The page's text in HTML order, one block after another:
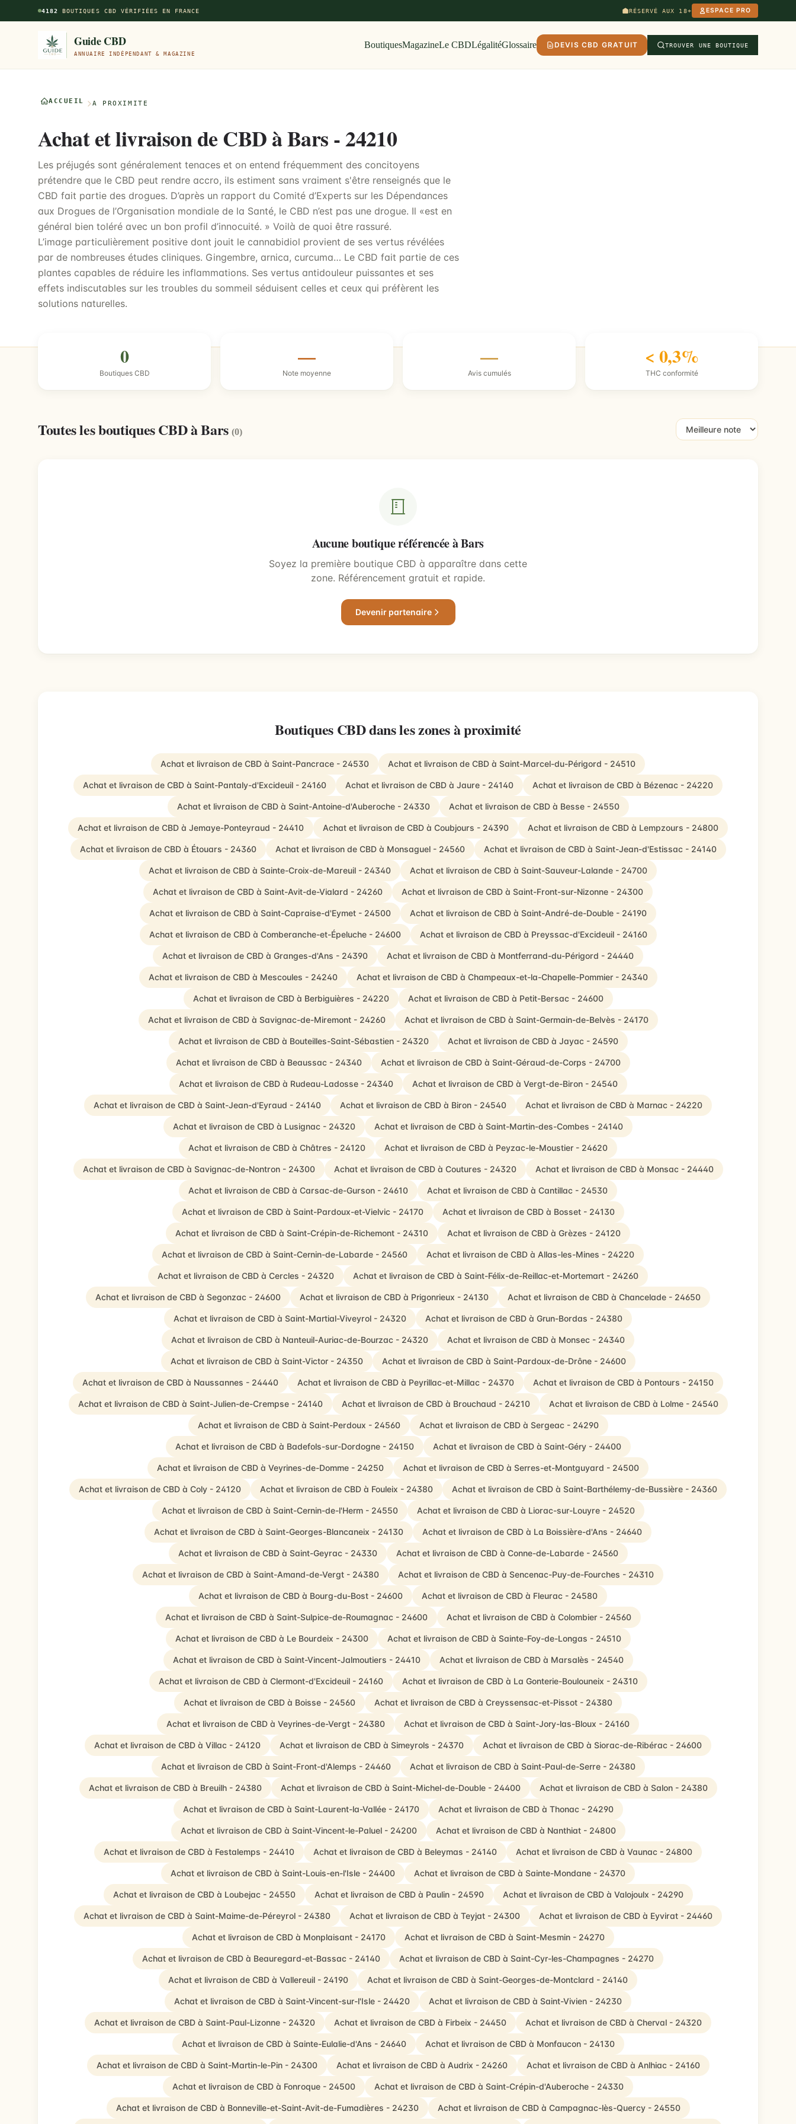
Aller au contenu principal
4182 BOUTIQUES CBD VÉRIFIÉES EN FRANCE RÉSERVÉ AUX 18+ ESPACE PRO
Guide CBD
ANNUAIRE INDÉPENDANT & MAGAZINE
BoutiquesMagazineLe CBDLégalitéGlossaire DEVIS CBD GRATUIT TROUVER UNE BOUTIQUE
ACCUEIL À PROXIMITÉ
Achat et livraison de CBD à Bars - 24210
Les préjugés sont généralement tenaces et on entend fréquemment des concitoyens
prétendre que le CBD peut rendre accro, ils estiment sans vraiment s'être renseignés que le
CBD fait partie des drogues. D’après un rapport du Comité d’Experts sur les Dépendances
aux Drogues de l’Organisation mondiale de la Santé, le CBD n’est pas une drogue. Il «est en
général bien toléré avec un bon profil d’innocuité. » Voilà de quoi être rassuré.
L’image particulièrement positive dont jouit le cannabidiol provient de ses vertus révélées
par de nombreuses études cliniques. Gingembre, arnica, curcuma… Le CBD fait partie de ces
plantes capables de réduire les inflammations. Ses vertus antidouleur puissantes et ses
effets indiscutables sur les troubles du sommeil séduisent celles et ceux qui préfèrent les
solutions naturelles.
0
Boutiques CBD
—
Note moyenne
—
Avis cumulés
< 0,3%
THC conformité
Toutes les boutiques CBD à Bars(0)
Aucune boutique référencée à Bars
Soyez la première boutique CBD à apparaître dans cette
zone. Référencement gratuit et rapide.
Devenir partenaire
Boutiques CBD dans les zones à proximité
Achat et livraison de CBD à Saint-Pancrace - 24530 Achat et livraison de CBD à Saint-Marcel-du-Périgord - 24510
Achat et livraison de CBD à Saint-Pantaly-d'Excideuil - 24160 Achat et livraison de CBD à Jaure - 24140 Achat et livraison de CBD à Bézenac - 24220
Achat et livraison de CBD à Saint-Antoine-d'Auberoche - 24330 Achat et livraison de CBD à Besse - 24550
Achat et livraison de CBD à Jemaye-Ponteyraud - 24410 Achat et livraison de CBD à Coubjours - 24390 Achat et livraison de CBD à Lempzours - 24800
Achat et livraison de CBD à Étouars - 24360 Achat et livraison de CBD à Monsaguel - 24560 Achat et livraison de CBD à Saint-Jean-d'Estissac - 24140
Achat et livraison de CBD à Sainte-Croix-de-Mareuil - 24340 Achat et livraison de CBD à Saint-Sauveur-Lalande - 24700
Achat et livraison de CBD à Saint-Avit-de-Vialard - 24260 Achat et livraison de CBD à Saint-Front-sur-Nizonne - 24300
Achat et livraison de CBD à Saint-Capraise-d'Eymet - 24500 Achat et livraison de CBD à Saint-André-de-Double - 24190
Achat et livraison de CBD à Comberanche-et-Épeluche - 24600 Achat et livraison de CBD à Preyssac-d'Excideuil - 24160
Achat et livraison de CBD à Granges-d'Ans - 24390 Achat et livraison de CBD à Montferrand-du-Périgord - 24440
Achat et livraison de CBD à Mescoules - 24240 Achat et livraison de CBD à Champeaux-et-la-Chapelle-Pommier - 24340
Achat et livraison de CBD à Berbiguières - 24220 Achat et livraison de CBD à Petit-Bersac - 24600
Achat et livraison de CBD à Savignac-de-Miremont - 24260 Achat et livraison de CBD à Saint-Germain-de-Belvès - 24170
Achat et livraison de CBD à Bouteilles-Saint-Sébastien - 24320 Achat et livraison de CBD à Jayac - 24590
Achat et livraison de CBD à Beaussac - 24340 Achat et livraison de CBD à Saint-Géraud-de-Corps - 24700
Achat et livraison de CBD à Rudeau-Ladosse - 24340 Achat et livraison de CBD à Vergt-de-Biron - 24540
Achat et livraison de CBD à Saint-Jean-d'Eyraud - 24140 Achat et livraison de CBD à Biron - 24540 Achat et livraison de CBD à Marnac - 24220
Achat et livraison de CBD à Lusignac - 24320 Achat et livraison de CBD à Saint-Martin-des-Combes - 24140
Achat et livraison de CBD à Châtres - 24120 Achat et livraison de CBD à Peyzac-le-Moustier - 24620
Achat et livraison de CBD à Savignac-de-Nontron - 24300 Achat et livraison de CBD à Coutures - 24320 Achat et livraison de CBD à Monsac - 24440
Achat et livraison de CBD à Carsac-de-Gurson - 24610 Achat et livraison de CBD à Cantillac - 24530
Achat et livraison de CBD à Saint-Pardoux-et-Vielvic - 24170 Achat et livraison de CBD à Bosset - 24130
Achat et livraison de CBD à Saint-Crépin-de-Richemont - 24310 Achat et livraison de CBD à Grèzes - 24120
Achat et livraison de CBD à Saint-Cernin-de-Labarde - 24560 Achat et livraison de CBD à Allas-les-Mines - 24220
Achat et livraison de CBD à Cercles - 24320 Achat et livraison de CBD à Saint-Félix-de-Reillac-et-Mortemart - 24260
Achat et livraison de CBD à Segonzac - 24600 Achat et livraison de CBD à Prigonrieux - 24130 Achat et livraison de CBD à Chancelade - 24650
Achat et livraison de CBD à Saint-Martial-Viveyrol - 24320 Achat et livraison de CBD à Grun-Bordas - 24380
Achat et livraison de CBD à Nanteuil-Auriac-de-Bourzac - 24320 Achat et livraison de CBD à Monsec - 24340
Achat et livraison de CBD à Saint-Victor - 24350 Achat et livraison de CBD à Saint-Pardoux-de-Drône - 24600
Achat et livraison de CBD à Naussannes - 24440 Achat et livraison de CBD à Peyrillac-et-Millac - 24370 Achat et livraison de CBD à Pontours - 24150
Achat et livraison de CBD à Saint-Julien-de-Crempse - 24140 Achat et livraison de CBD à Brouchaud - 24210 Achat et livraison de CBD à Lolme - 24540
Achat et livraison de CBD à Saint-Perdoux - 24560 Achat et livraison de CBD à Sergeac - 24290
Achat et livraison de CBD à Badefols-sur-Dordogne - 24150 Achat et livraison de CBD à Saint-Géry - 24400
Achat et livraison de CBD à Veyrines-de-Domme - 24250 Achat et livraison de CBD à Serres-et-Montguyard - 24500
Achat et livraison de CBD à Coly - 24120 Achat et livraison de CBD à Fouleix - 24380 Achat et livraison de CBD à Saint-Barthélemy-de-Bussière - 24360
Achat et livraison de CBD à Saint-Cernin-de-l'Herm - 24550 Achat et livraison de CBD à Liorac-sur-Louyre - 24520
Achat et livraison de CBD à Saint-Georges-Blancaneix - 24130 Achat et livraison de CBD à La Boissière-d'Ans - 24640
Achat et livraison de CBD à Saint-Geyrac - 24330 Achat et livraison de CBD à Conne-de-Labarde - 24560
Achat et livraison de CBD à Saint-Amand-de-Vergt - 24380 Achat et livraison de CBD à Sencenac-Puy-de-Fourches - 24310
Achat et livraison de CBD à Bourg-du-Bost - 24600 Achat et livraison de CBD à Fleurac - 24580
Achat et livraison de CBD à Saint-Sulpice-de-Roumagnac - 24600 Achat et livraison de CBD à Colombier - 24560
Achat et livraison de CBD à Le Bourdeix - 24300 Achat et livraison de CBD à Sainte-Foy-de-Longas - 24510
Achat et livraison de CBD à Saint-Vincent-Jalmoutiers - 24410 Achat et livraison de CBD à Marsalès - 24540
Achat et livraison de CBD à Clermont-d'Excideuil - 24160 Achat et livraison de CBD à La Gonterie-Boulouneix - 24310
Achat et livraison de CBD à Boisse - 24560 Achat et livraison de CBD à Creyssensac-et-Pissot - 24380
Achat et livraison de CBD à Veyrines-de-Vergt - 24380 Achat et livraison de CBD à Saint-Jory-las-Bloux - 24160
Achat et livraison de CBD à Villac - 24120 Achat et livraison de CBD à Simeyrols - 24370 Achat et livraison de CBD à Siorac-de-Ribérac - 24600
Achat et livraison de CBD à Saint-Front-d'Alemps - 24460 Achat et livraison de CBD à Saint-Paul-de-Serre - 24380
Achat et livraison de CBD à Breuilh - 24380 Achat et livraison de CBD à Saint-Michel-de-Double - 24400 Achat et livraison de CBD à Salon - 24380
Achat et livraison de CBD à Saint-Laurent-la-Vallée - 24170 Achat et livraison de CBD à Thonac - 24290
Achat et livraison de CBD à Saint-Vincent-le-Paluel - 24200 Achat et livraison de CBD à Nanthiat - 24800
Achat et livraison de CBD à Festalemps - 24410 Achat et livraison de CBD à Beleymas - 24140 Achat et livraison de CBD à Vaunac - 24800
Achat et livraison de CBD à Saint-Louis-en-l'Isle - 24400 Achat et livraison de CBD à Sainte-Mondane - 24370
Achat et livraison de CBD à Loubejac - 24550 Achat et livraison de CBD à Paulin - 24590 Achat et livraison de CBD à Valojoulx - 24290
Achat et livraison de CBD à Saint-Maime-de-Péreyrol - 24380 Achat et livraison de CBD à Teyjat - 24300 Achat et livraison de CBD à Eyvirat - 24460
Achat et livraison de CBD à Monplaisant - 24170 Achat et livraison de CBD à Saint-Mesmin - 24270
Achat et livraison de CBD à Beauregard-et-Bassac - 24140 Achat et livraison de CBD à Saint-Cyr-les-Champagnes - 24270
Achat et livraison de CBD à Vallereuil - 24190 Achat et livraison de CBD à Saint-Georges-de-Montclard - 24140
Achat et livraison de CBD à Saint-Vincent-sur-l'Isle - 24420 Achat et livraison de CBD à Saint-Vivien - 24230
Achat et livraison de CBD à Saint-Paul-Lizonne - 24320 Achat et livraison de CBD à Firbeix - 24450 Achat et livraison de CBD à Cherval - 24320
Achat et livraison de CBD à Sainte-Eulalie-d'Ans - 24640 Achat et livraison de CBD à Monfaucon - 24130
Achat et livraison de CBD à Saint-Martin-le-Pin - 24300 Achat et livraison de CBD à Audrix - 24260 Achat et livraison de CBD à Anlhiac - 24160
Achat et livraison de CBD à Fonroque - 24500 Achat et livraison de CBD à Saint-Crépin-d'Auberoche - 24330
Achat et livraison de CBD à Bonneville-et-Saint-Avit-de-Fumadières - 24230 Achat et livraison de CBD à Campagnac-lès-Quercy - 24550